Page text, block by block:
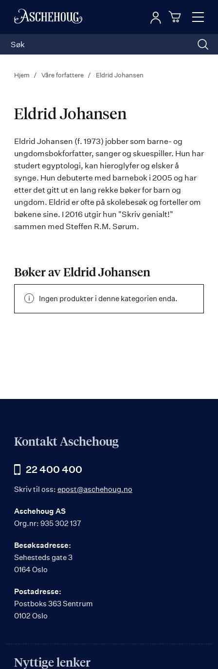
Toggle
Logg inn
Hjem Våre forfattere Eldrid Johansen
Eldrid Johansen
Eldrid
Johansen
Eldrid Johansen (f. 1973) jobber som barne- og
ungdomsbokforfatter, sanger og skuespiller. Hun har
studert egyptologi, kan hieroglyfer og elsker å
synge. Hun debuterte med barnebok i 2005 og har
etter det gitt ut en lang rekke bøker for barn og
ungdom. Eldrid er ofte på skolebesøk og forteller om
bøkene sine. I 2016 utgir hun "Skriv genialt!"
sammen med Steffen R.M. Sørum.
Bøker av Eldrid Johansen
Ingen produkter i denne kategorien enda.
Kontakt Aschehoug
22 400 400
Skriv til oss: epost@aschehoug.no
Aschehoug AS
Org.nr: 935 302 137
Besøksadresse:
Sehesteds gate 3
0164 Oslo
Postadresse:
Postboks 363 Sentrum
0102 Oslo
Nyttige lenker